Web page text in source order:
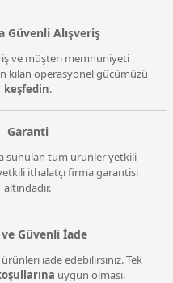
Güvenli Alışveriş
ve müşteri memnuniyeti
kılan operasyonel gücümüzü
keşfedin.
Garanti
sunulan tüm ürünler yetkili
ithalatçı firma garantisi
altındadır.
Güvenli İade
iade edebilirsiniz. Tek
uygun olması.